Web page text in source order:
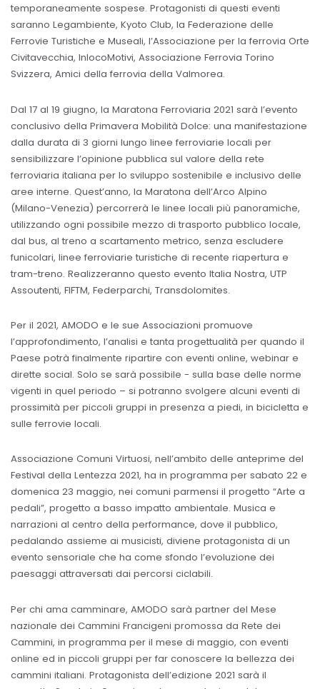
temporaneamente sospese. Protagonisti di questi eventi
saranno Legambiente, Kyoto Club, la Federazione delle
Ferrovie Turistiche e Museali, l’Associazione per la ferrovia Orte
Civitavecchia, InlocoMotivi, Associazione Ferrovia Torino
Svizzera, Amici della ferrovia della Valmorea.
Dal 17 al 19 giugno, la Maratona Ferroviaria 2021 sarà l’evento
conclusivo della Primavera Mobilità Dolce: una manifestazione
dalla durata di 3 giorni lungo linee ferroviarie locali per
sensibilizzare l’opinione pubblica sul valore della rete
ferroviaria italiana per lo sviluppo sostenibile e inclusivo delle
aree interne. Quest’anno, la Maratona dell’Arco Alpino
(Milano-Venezia) percorrerà le linee locali più panoramiche,
utilizzando ogni possibile mezzo di trasporto pubblico locale,
dal bus, al treno a scartamento metrico, senza escludere
funicolari, linee ferroviarie turistiche di recente riapertura e
tram-treno. Realizzeranno questo evento Italia Nostra, UTP
Assoutenti, FIFTM, Federparchi, Transdolomites.
Per il 2021, AMODO e le sue Associazioni promuove
l’approfondimento, l’analisi e tanta progettualità per quando il
Paese potrà finalmente ripartire con eventi online, webinar e
dirette social. Solo se sarà possibile - sulla base delle norme
vigenti in quel periodo – si potranno svolgere alcuni eventi di
prossimità per piccoli gruppi in presenza a piedi, in bicicletta e
sulle ferrovie locali.
Associazione Comuni Virtuosi, nell’ambito delle anteprime del
Festival della Lentezza 2021, ha in programma per sabato 22 e
domenica 23 maggio, nei comuni parmensi il progetto “Arte a
pedali”, progetto a basso impatto ambientale. Musica e
narrazioni al centro della performance, dove il pubblico,
pedalando assieme ai musicisti, diviene protagonista di un
evento sensoriale che ha come sfondo l’evoluzione dei
paesaggi attraversati dai percorsi ciclabili.
Per chi ama camminare, AMODO sarà partner del Mese
nazionale dei Cammini Francigeni promossa da Rete dei
Cammini, in programma per il mese di maggio, con eventi
online ed in piccoli gruppi per far conoscere la bellezza dei
cammini italiani. Protagonista dell’edizione 2021 sarà il